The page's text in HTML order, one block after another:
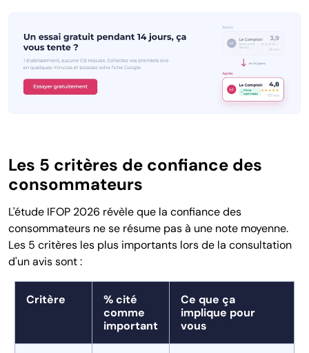
Les 5 critères de confiance des
consommateurs
L'étude IFOP 2026 révèle que la confiance des
consommateurs ne se résume pas à une note moyenne.
Les 5 critères les plus importants lors de la consultation
d'un avis sont :
Critère
% cité
comme
important
Ce que ça
implique pour
vous